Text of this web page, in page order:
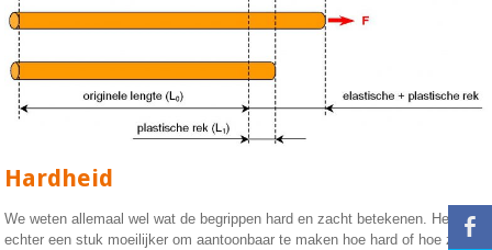
Hardheid
We weten allemaal wel wat de begrippen hard en zacht betekenen. Het is
echter een stuk moeilijker om aantoonbaar te maken hoe hard of hoe zacht
b